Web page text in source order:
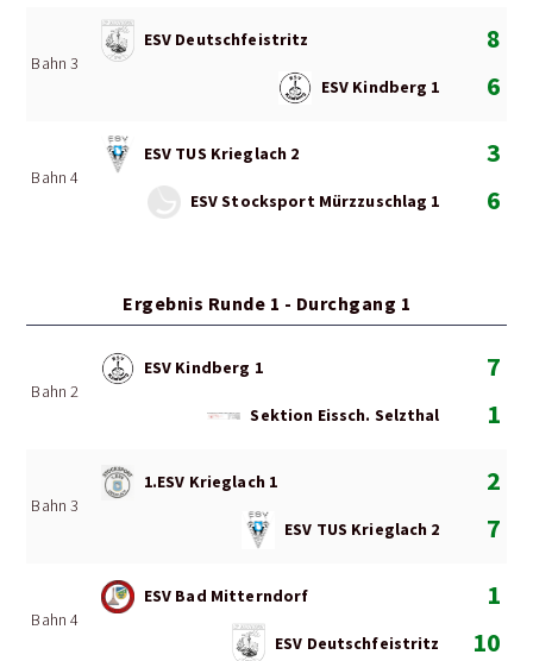
Bahn 3
ESV Deutschfeistritz
8
6
ESV Kindberg 1
Bahn 4
ESV TUS Krieglach 2
3
6
ESV Stocksport Mürzzuschlag 1
Ergebnis Runde 1 - Durchgang 1
Bahn 2
ESV Kindberg 1
7
1
Sektion Eissch. Selzthal
Bahn 3
1.ESV Krieglach 1
2
7
ESV TUS Krieglach 2
Bahn 4
ESV Bad Mitterndorf
1
10
ESV Deutschfeistritz